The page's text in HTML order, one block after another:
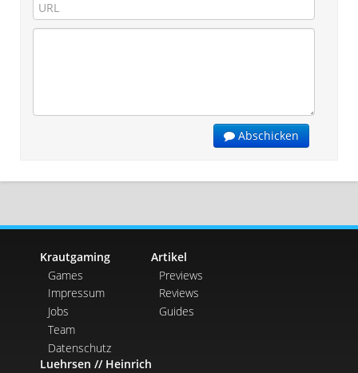
Abschicken
Krautgaming
Games
Impressum
Jobs
Team
Datenschutz
Artikel
Previews
Reviews
Guides
Luehrsen // Heinrich